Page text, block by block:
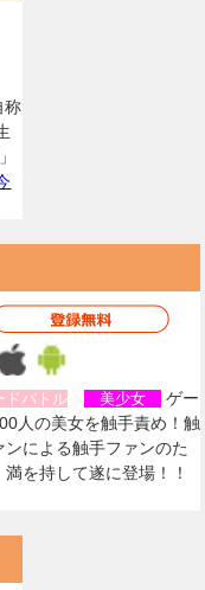
称
ドバトル 美少女
ゲー
人の美女を触手責め！触
による触手ファンのた
を持して遂に登場！！